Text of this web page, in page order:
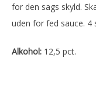
for den sags skyld.
uden for fed sauce. 4
Alkohol: 12,5 pct.